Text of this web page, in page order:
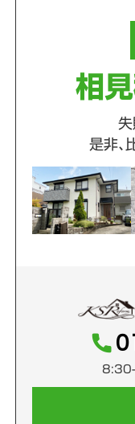
相
失
是非、
8:30-